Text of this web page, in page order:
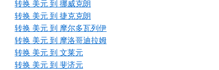
转换 美元 到 挪威克朗
转换 美元 到 捷克克朗
转换 美元 到 摩尔多瓦列伊
转换 美元 到 摩洛哥迪拉姆
转换 美元 到 文莱元
转换 美元 到 斐济元